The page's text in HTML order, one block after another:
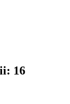
16